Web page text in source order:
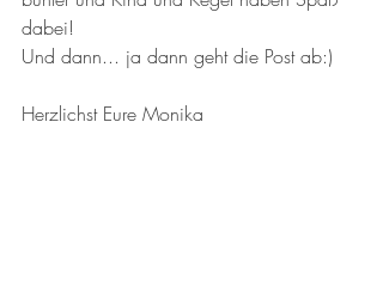
dabei!
Und dann... ja dann geht die Post ab:)
Herzlichst Eure Monika